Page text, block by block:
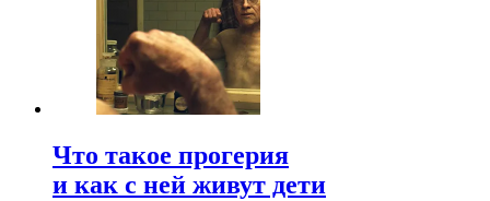
Что такое прогерия
и как с ней живут дети